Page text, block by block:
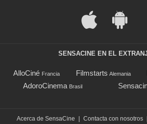
SENSACINE EN EL
AlloCiné Francia Filmstarts Alemania
AdoroCinema Brasil
Acerca de SensaCine | Contacta con nosotros